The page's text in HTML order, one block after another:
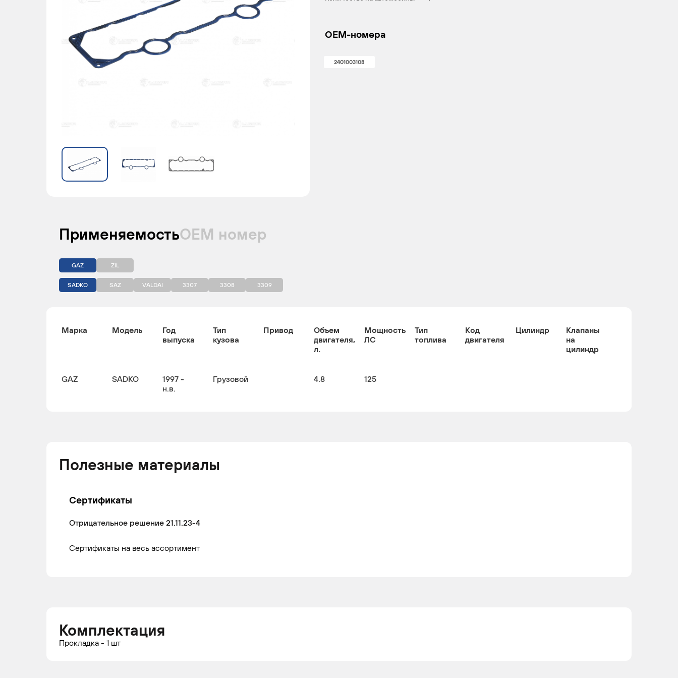
OEM-номера
2401003108
ПрименяемостьОЕМ номер
GAZ ZIL
SADKO SAZ VALDAI 3307 3308 3309
Марка Модель
Год
выпуска
Тип
кузова
Привод
Объем
двигателя,
л.
Мощность
ЛС
Тип
топлива
Код
двигателя
Цилиндр
Клапаны
на
цилиндр
GAZ SADKO
1997 -
н.в.
Грузовой 4.8 125
Полезные материалы
Сертификаты
Отрицательное решение 21.11.23-4
Сертификаты на весь ассортимент
Комплектация
Прокладка - 1 шт